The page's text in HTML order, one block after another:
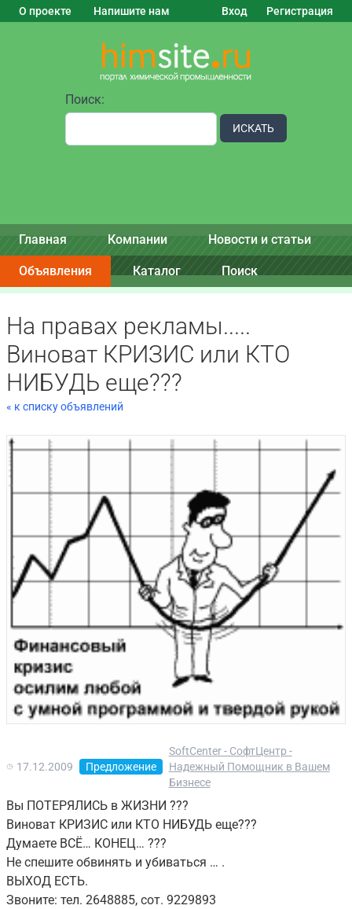
О проекте Напишите нам Вход Регистрация
Поиск:
ИСКАТЬ
Главная Компании Новости и статьи
Объявления Каталог Поиск
На правах рекламы.....
Виноват КРИЗИС или КТО
НИБУДЬ еще???
« к списку объявлений
17.12.2009 Предложение
SoftCenter - СофтЦентр -
Надежный Помощник в Вашем
Бизнесе
Вы ПОТЕРЯЛИСЬ в ЖИЗНИ ???
Виноват КРИЗИС или КТО НИБУДЬ еще???
Думаете ВСЁ… КОНЕЦ… ???
Не спешите обвинять и убиваться … .
ВЫХОД ЕСТЬ.
Звоните: тел. 2648885, сот. 9229893